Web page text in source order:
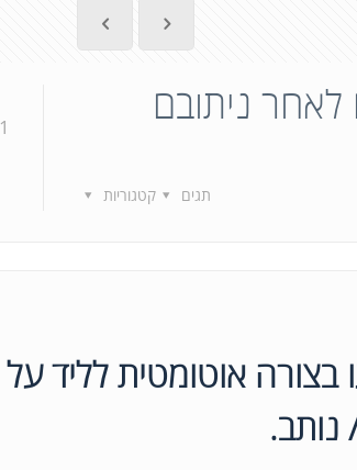
1 ניתובם
קטגוריות תגים
בצורה אוטומטית לליד על
נותב.